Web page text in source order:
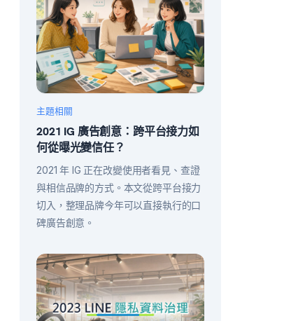
主題相關
2021 IG 廣告創意：跨平台接力如
何從曝光變信任？
2021 年 IG 正在改變使用者看見、查證
與相信品牌的方式。本文從跨平台接力
切入，整理品牌今年可以直接執行的口
碑廣告創意。